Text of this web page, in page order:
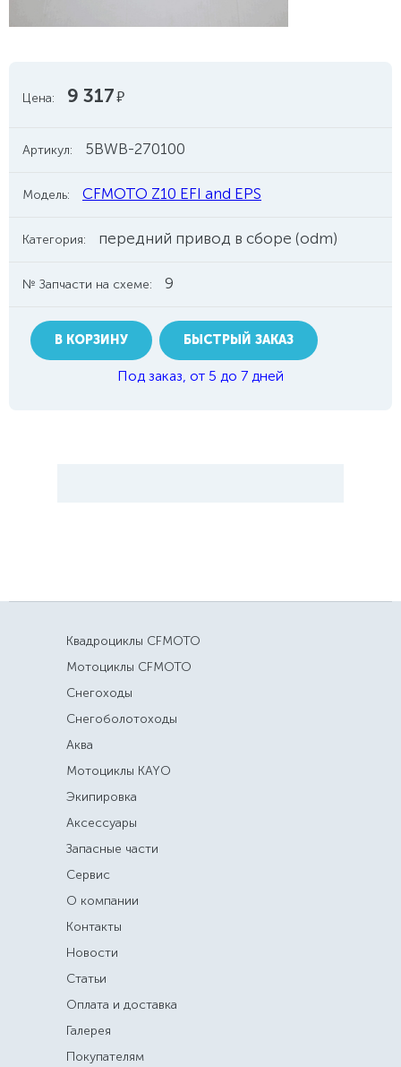
Цена: 9 317руб.
Артикул: 5BWB-270100
Модель: CFMOTO Z10 EFI and EPS
Категория: передний привод в сборе (odm)
№ Запчасти на схеме: 9
В КОРЗИНУ БЫСТРЫЙ ЗАКАЗ
Под заказ, от 5 до 7 дней
Квадроциклы CFMOTO
Мотоциклы CFMOTO
Снегоходы
Снегоболотоходы
Аква
Мотоциклы KAYO
Экипировка
Аксессуары
Запасные части
Сервис
О компании
Контакты
Новости
Статьи
Оплата и доставка
Галерея
Покупателям